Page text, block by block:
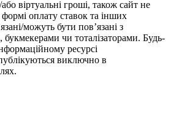
або віртуальні гроші, також сайт не
оплату ставок та інших
можуть бути пов’язані з
букмекерами чи тоталізаторами. Будь-
ресурсі
виключно в